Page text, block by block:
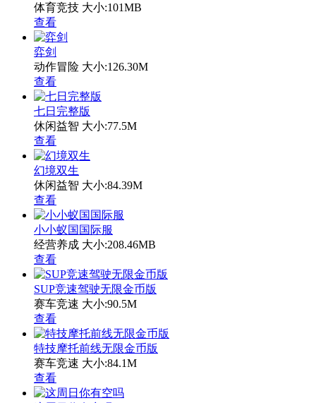
体育竞技 大小:101MB
查看
弈剑
动作冒险 大小:126.30M
查看
七日完整版
休闲益智 大小:77.5M
查看
幻境双生
休闲益智 大小:84.39M
查看
小小蚁国国际服
经营养成 大小:208.46MB
查看
SUP竞速驾驶无限金币版
赛车竞速 大小:90.5M
查看
特技摩托前线无限金币版
赛车竞速 大小:84.1M
查看